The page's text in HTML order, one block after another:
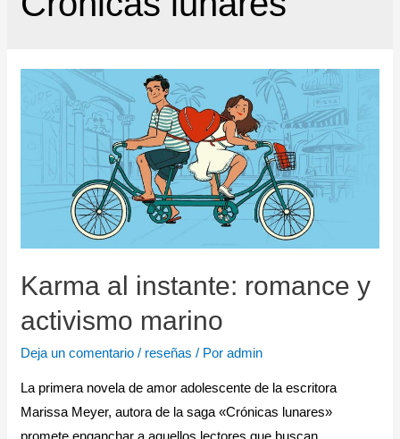
Karma al instante: romance y
activismo marino
Deja un comentario / reseñas / Poradmin
La primera novela de amor adolescente de la escritora
Marissa Meyer, autora de la saga «Crónicas lunares»